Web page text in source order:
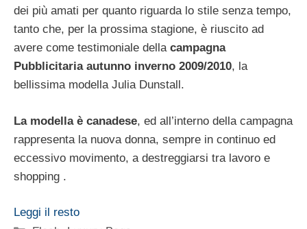
dei più amati per quanto riguarda lo stile senza tempo,
tanto che, per la prossima stagione, è riuscito ad
avere come testimoniale della campagna
Pubblicitaria autunno inverno 2009/2010, la
bellissima modella Julia Dunstall.
La modella è canadese, ed all’interno della campagna
rappresenta la nuova donna, sempre in continuo ed
eccessivo movimento, a destreggiarsi tra lavoro e
shopping .
Leggi il resto